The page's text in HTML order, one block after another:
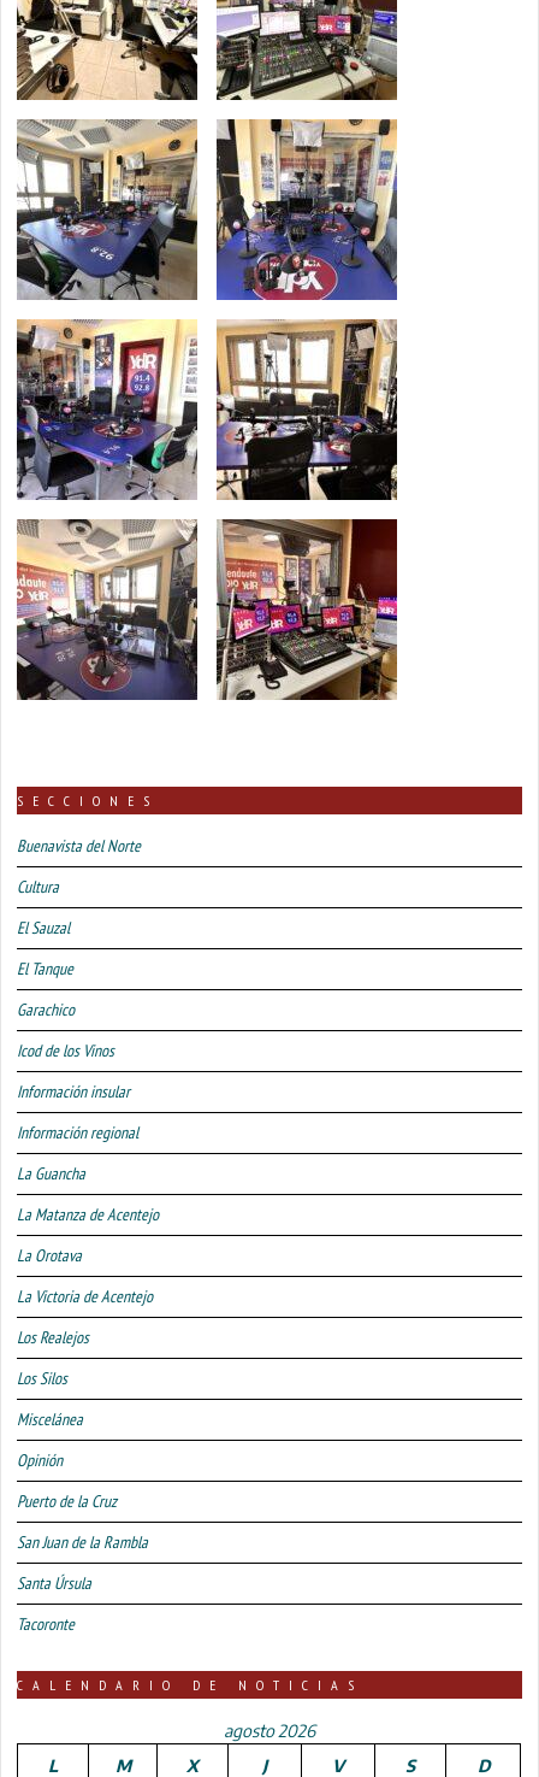
SECCIONES
Buenavista del Norte
Cultura
El Sauzal
El Tanque
Garachico
Icod de los Vinos
Información insular
Información regional
La Guancha
La Matanza de Acentejo
La Orotava
La Victoria de Acentejo
Los Realejos
Los Silos
Miscelánea
Opinión
Puerto de la Cruz
San Juan de la Rambla
Santa Úrsula
Tacoronte
CALENDARIO DE NOTICIAS
agosto 2026
L
M X J V S D